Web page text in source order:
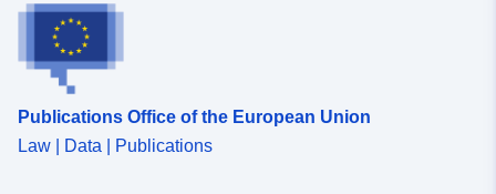
Publications Office of the European Union
Law | Data | Publications